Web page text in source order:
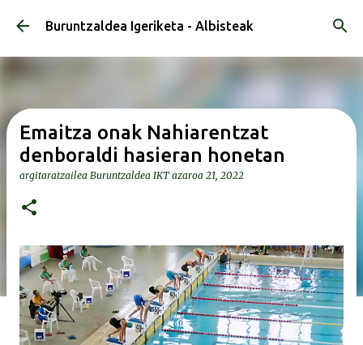
Saltatu eta joan eduki nagusira
Buruntzaldea Igeriketa - Albisteak
Emaitza onak Nahiarentzat
denboraldi hasieran honetan
argitaratzailea Buruntzaldea IKT azaroa 21, 2022